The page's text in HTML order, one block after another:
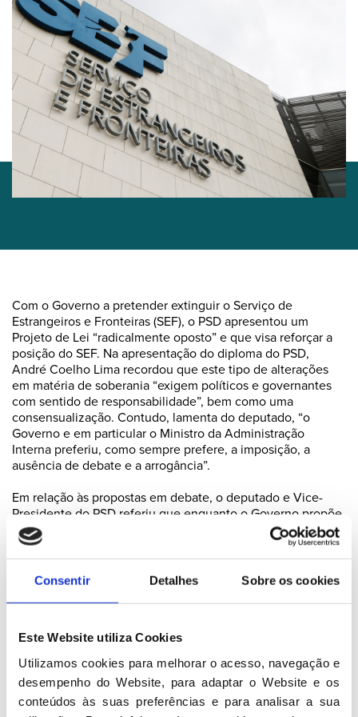
Consentir Detalhes Sobre os cookies
Este Website utiliza Cookies
Utilizamos cookies para melhorar o acesso, navegação e
desempenho do Website, para adaptar o Website e os
conteúdos às suas preferências e para analisar a sua
Com o Governo a pretender extinguir o Serviço de
Estrangeiros e Fronteiras (SEF), o PSD apresentou um
Projeto de Lei “radicalmente oposto” e que visa reforçar a
posição do SEF. Na apresentação do diploma do PSD,
André Coelho Lima recordou que este tipo de alterações
em matéria de soberania “exigem políticos e governantes
com sentido de responsabilidade”, bem como uma
consensualização. Contudo, lamenta do deputado, “o
Governo e em particular o Ministro da Administração
Interna preferiu, como sempre prefere, a imposição, a
ausência de debate e a arrogância”.
Em relação às propostas em debate, o deputado e Vice-
Presidente do PSD referiu que enquanto o Governo propõe
a extinção do SEF, o PSD defende o reforço da posição do
SEF. “O Governo propõe esvaziar do SEF das suas
competências policiais, o PSD propõe classificar o SEF
como força de segurança. O Governo, ao arrepio de tudo o
interna, propõe-se aplicar o princípio da territorialidade para
princípio da especialização. É, por isso, uma diferença total,
uma visão completamente oposta”, assinala o social-
André Coelho Lima confrontou ainda o Ministro Eduardo